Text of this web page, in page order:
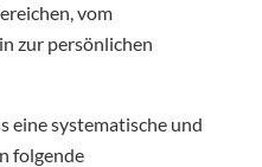
vom
zur persönlichen
eine systematische und
folgende